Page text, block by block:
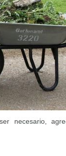
necesario,